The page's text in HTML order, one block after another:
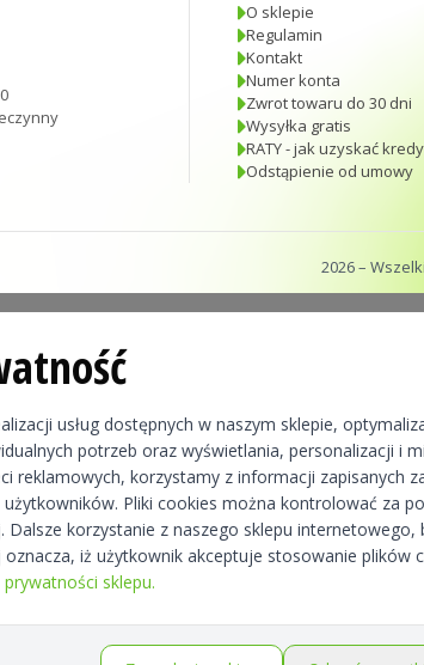
O sklepie
Regulamin
Kontakt
Numer konta
Zwrot towaru do 30 dni
Wysyłka gratis
RATY - jak uzyskać
Odstąpienie od umowy
2026–
usług dostępnych w naszym sklepie,
potrzeb oraz wyświetlania, personalizacji i
reklamowych, korzystamy z informacji zapisanych
Pliki cookies można kontrolować za
Dalsze korzystanie z naszego sklepu internetowego,
iż użytkownik akceptuje stosowanie plików
sklepu.